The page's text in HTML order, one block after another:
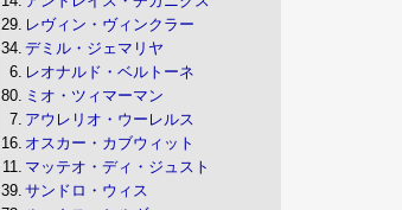
29. レヴィン・ヴィンクラー
34. デミル・ジェマリヤ
6. レオナルド・ベルトーネ
80. ミオ・ツィマーマン
7. アウレリオ・ウーレルス
16. オスカー・カブウィット
11. マッテオ・ディ・ジュスト
39. サンドロ・ウィス